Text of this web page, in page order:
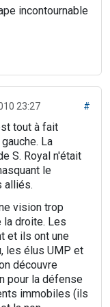
incontournable
23:27 #
tout à fait
La
S. Royal n'était
le
alliés.
vision trop
la droite. Les
et ils ont une
les élus UMP et
découvre
pour la défense
immobiles (ils